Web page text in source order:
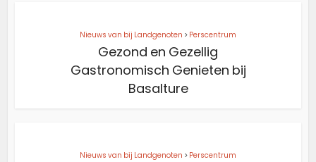
Nieuws van bij Landgenoten > Perscentrum
Gezond en Gezellig
Gastronomisch Genieten bij
Basalture
Nieuws van bij Landgenoten > Perscentrum